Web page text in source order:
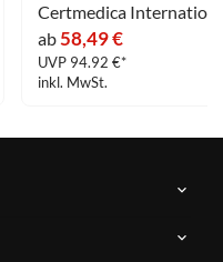
ab58,49 €
UVP 94.92 €*
inkl. MwSt.